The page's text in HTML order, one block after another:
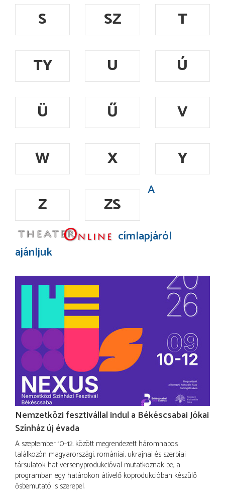
S
SZ
T
TY
U
Ú
Ü
Ű
V
W
X
Y
Z
ZS
A
címlapjáról
ajánljuk
Nemzetközi fesztivállal indul a Békéscsabai Jókai
Színház új évada
A szeptember 10–12. között megrendezett háromnapos
találkozón magyarországi, romániai, ukrajnai és szerbiai
társulatok hat versenyprodukcióval mutatkoznak be, a
programban egy határokon átívelő koprodukcióban készülő
ősbemutató is szerepel.